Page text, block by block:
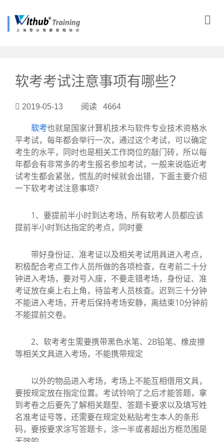
软考考试注意事项有哪些？
2019-05-13 阅读 4664
软考也就是国家计算机技术与软件专业技术资格水
平考试，每年都会举行一次，通过这个考试，可以确定
考生的水平，同时也是相关工作岗位的敲门砖，所以每
年都会有非常多的考生报名参加考试，一般来说临近考
试考生都会紧张，慌乱的时候就会出错，下面主要介绍
一下软考考试注意事项?
1、要提前半小时到达考场，所有软考人员都应该
提前半小时到达指定的考点，同时要
带好身份证、准考证以及相关考试用具进入考点，
积极配合考点工作人员所做的各项检查，在考前二十分
钟进入考场，要对号入座，不要走错考场，身份证、准
考证放在桌上右上角，待监考人员核查。迟到三十分钟
不能进入考场，开考后保持考场安静，离结束10分钟前
不能提前交卷。
2、软考考生需要携带黑色水笔、2B铅笔、橡皮擦
等相关文具进入考场，不能携带规定
以外的物品进入考场，考场上不能互相借用文具，
要按规定放在指定位置。考试铃响了之后才能答题，拿
到考卷之后要先了解相关题型、答题卡要求以及填写姓
名准考证号等，还需要在规定处粘贴考生本人的条形
码，要按要求涂写答题卡，涂一半或者超出方框范围是